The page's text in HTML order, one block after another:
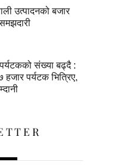
उत्पादनको बजार
संख्या बढ्दै :
हजार पर्यटक भित्रिए,